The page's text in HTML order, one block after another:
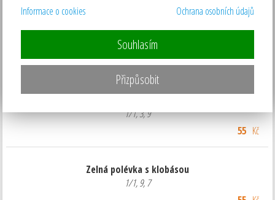
od11:00do 21:00
Objednávky možné na telefonu: 326 531 631
1/1, 3, 9
55 Kč
Zelná polévka s klobásou
1/1, 9, 7
Informace o cookies Ochrana osobních údajů
Souhlasím
Přizpůsobit